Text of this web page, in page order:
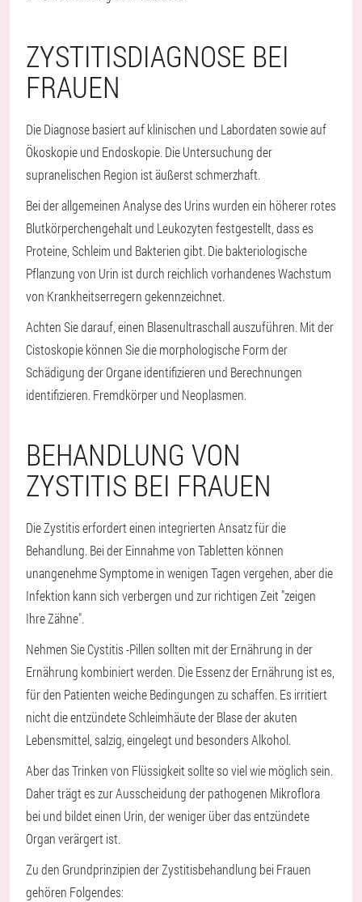
ZYSTITISDIAGNOSE BEI
FRAUEN
Die Diagnose basiert auf klinischen und Labordaten sowie auf
Ökoskopie und Endoskopie. Die Untersuchung der
supranelischen Region ist äußerst schmerzhaft.
Bei der allgemeinen Analyse des Urins wurden ein höherer rotes
Blutkörperchengehalt und Leukozyten festgestellt, dass es
Proteine, Schleim und Bakterien gibt. Die bakteriologische
Pflanzung von Urin ist durch reichlich vorhandenes Wachstum
von Krankheitserregern gekennzeichnet.
Achten Sie darauf, einen Blasenultraschall auszuführen. Mit der
Cistoskopie können Sie die morphologische Form der
Schädigung der Organe identifizieren und Berechnungen
identifizieren. Fremdkörper und Neoplasmen.
BEHANDLUNG VON
ZYSTITIS BEI FRAUEN
Die Zystitis erfordert einen integrierten Ansatz für die
Behandlung. Bei der Einnahme von Tabletten können
unangenehme Symptome in wenigen Tagen vergehen, aber die
Infektion kann sich verbergen und zur richtigen Zeit "zeigen
Ihre Zähne".
Nehmen Sie Cystitis -Pillen sollten mit der Ernährung in der
Ernährung kombiniert werden. Die Essenz der Ernährung ist es,
für den Patienten weiche Bedingungen zu schaffen. Es irritiert
nicht die entzündete Schleimhäute der Blase der akuten
Lebensmittel, salzig, eingelegt und besonders Alkohol.
Aber das Trinken von Flüssigkeit sollte so viel wie möglich sein.
Daher trägt es zur Ausscheidung der pathogenen Mikroflora
bei und bildet einen Urin, der weniger über das entzündete
Organ verärgert ist.
Zu den Grundprinzipien der Zystitisbehandlung bei Frauen
gehören Folgendes: